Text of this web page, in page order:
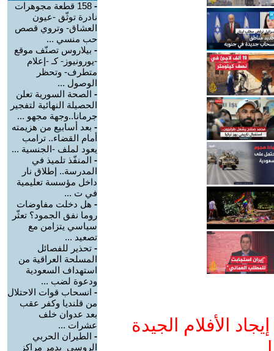
الأفلام الجيدة
-
158 قطعة مجوهرات
نادرة توثّق -عيون
العشاق- وتروي قصص
حب منسي ...
- بيلاروس تصنّف موقع
-يورونيوز- كـ -إعلام
متطرف- وتحظر
الوصول ...
- الصحة السورية تعلن
الحصيلة النهائية لتفجير
جرمانا..وجهة مجهو ...
- بعد أسابيع من هزيمته
أمام القضاء.. ترامب
يعود لملف -الجنسية ...
- المنفّذ تلميذ في
المدرسة.. إطلاق نار
داخل مؤسسة تعليمية
في ت ...
- هل دخلت مفاوضات
روما نفق الجمود؟ تعثّر
سياسي يتزامن مع
تصعيد ...
- تحذير للفصائل
المسلحة العراقية من
استهداف السعودية
ودعوة لضب ...
- انسحاب قوات الاحتلال
من قلنديا وكفر عقب
بعد عدوان خلف
عشرات ...
- الطيران الحربي
الروسي يدمر مراكز